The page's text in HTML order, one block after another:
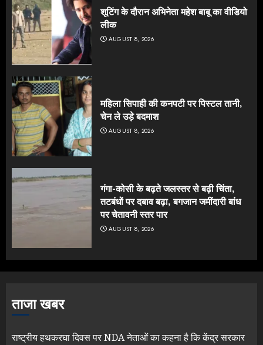
शूटिंग के दौरान अभिनेता महेश बाबू का वीडियो
लीक
AUGUST 8, 2026
महिला सिपाही की कनपटी पर पिस्टल तानी,
चेन ले उड़े बदमाश
AUGUST 8, 2026
गंगा-कोसी के बढ़ते जलस्तर से बढ़ी चिंता,
तटबंधों पर दबाव बढ़ा, बगजान जमींदारी बांध
पर चेतावनी स्तर पार
AUGUST 8, 2026
ताजा खबर
राष्ट्रीय हथकरघा दिवस पर NDA नेताओं का कहना है कि केंद्र सरकार